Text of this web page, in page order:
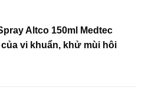
Altco 150ml Medtec
vi khuẩn, khử mùi hôi